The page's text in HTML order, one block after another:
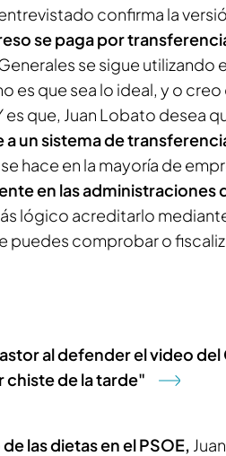
confirma la
se paga por
se sigue utilizando
es que sea lo ideal, y o creo
que, Juan Lobato desea
un sistema de
hace en la mayoría de
en las administraciones
lógico acreditarlo
puedes comprobar o
al defender el video
chiste de la tarde"
las dietas en el PSOE,